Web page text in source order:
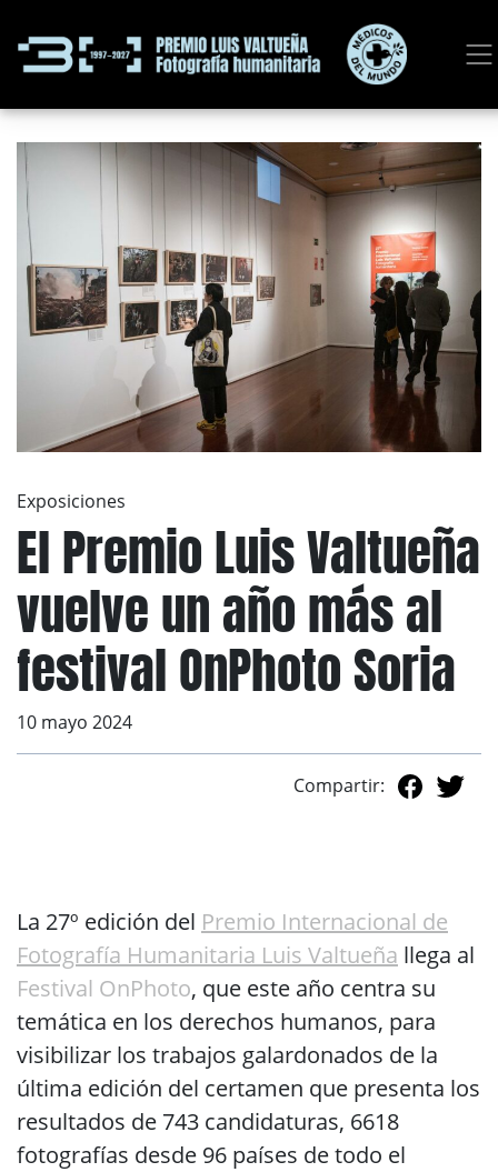
Exposiciones
El Premio Luis Valtueña
vuelve un año más al
festival OnPhoto Soria
10 mayo 2024
Compartir:
La 27º edición del Premio Internacional de
Fotografía Humanitaria Luis Valtueña llega al
Festival OnPhoto, que este año centra su
temática en los derechos humanos, para
visibilizar los trabajos galardonados de la
última edición del certamen que presenta los
resultados de 743 candidaturas, 6618
fotografías desde 96 países de todo el